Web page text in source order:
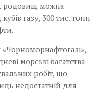
родовищ можна
газу, 300 тис. тонн
морські багатства
робіт, що
недостатній для